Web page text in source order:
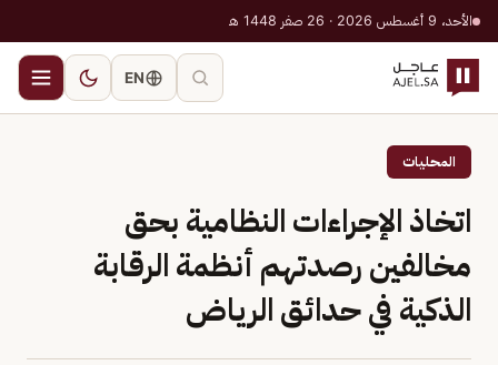
الأحد، 9 أغسطس 2026 · 26 صفر 1448 هـ
EN
المحليات
اتخاذ الإجراءات النظامية بحق
مخالفين رصدتهم أنظمة الرقابة
الذكية في حدائق الرياض